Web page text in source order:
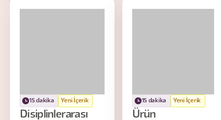
15 dakika Yeni İçerik
Disiplinlerarası
15 dakika Yeni İçerik
Ürün